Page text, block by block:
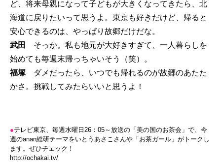
ど、将来母親になって子どもが大きくなってきたら、北
海道に戻りたいって思うよ。東京も好きだけど、帰ると
安心できるのは、やっぱり故郷だけだな。
武田
そっか。私も地元が大好きすぎて、一人暮らしを
始めても毎週末帰っちゃいそう（笑）。
福塚ダメだったら、いつでも帰れるのが故郷のあたた
かさ。挑戦してみたらいいと思うよ！
●テレビ東京、毎週水曜日26：05～放送の「美の国のお茶会」で、今
週のanan総研テーマをいとうあさこさんや「お茶ガール」がトークし
ます。ぜひチェック！
http://ochakai.tv/